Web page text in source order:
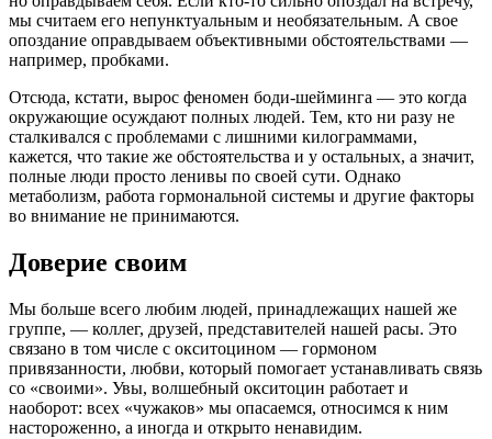
мы считаем его непунктуальным и необязательным. А свое
опоздание оправдываем объективными обстоятельствами —
например, пробками.
Отсюда, кстати, вырос феномен боди-шейминга — это когда
окружающие осуждают полных людей. Тем, кто ни разу не
сталкивался с проблемами с лишними килограммами,
кажется, что такие же обстоятельства и у остальных, а значит,
полные люди просто ленивы по своей сути. Однако
метаболизм, работа гормональной системы и другие факторы
во внимание не принимаются.
Доверие своим
Мы больше всего любим людей, принадлежащих нашей же
группе, — коллег, друзей, представителей нашей расы. Это
связано в том числе с окситоцином — гормоном
привязанности, любви, который помогает устанавливать связь
со «своими». Увы, волшебный окситоцин работает и
наоборот: всех «чужаков» мы опасаемся, относимся к ним
настороженно, а иногда и открыто ненавидим.